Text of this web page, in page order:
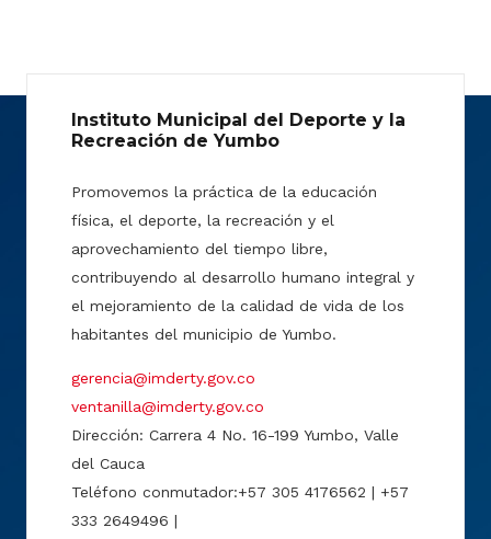
Instituto Municipal del Deporte y la
Recreación de Yumbo
Promovemos la práctica de la educación
física, el deporte, la recreación y el
aprovechamiento del tiempo libre,
contribuyendo al desarrollo humano integral y
el mejoramiento de la calidad de vida de los
habitantes del municipio de Yumbo.
gerencia@imderty.gov.co
ventanilla@imderty.gov.co
Dirección: Carrera 4 No. 16-199 Yumbo, Valle
del Cauca
Teléfono conmutador:+57 305 4176562 | +57
333 2649496 |